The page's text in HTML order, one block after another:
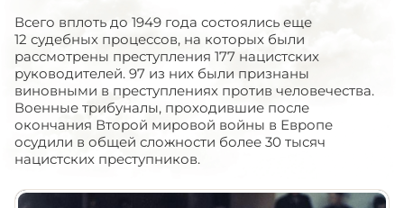
Всего вплоть до 1949 года состоялись еще
12 судебных процессов, на которых были
рассмотрены преступления 177 нацистских
руководителей. 97 из них были признаны
виновными в преступлениях против человечества.
Военные трибуналы, проходившие после
окончания Второй мировой войны в Европе
осудили в общей сложности более 30 тысяч
нацистских преступников.